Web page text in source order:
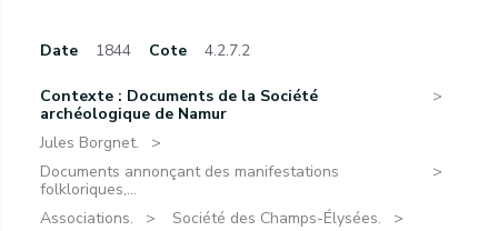
Date 1844 Cote 4.2.7.2
Contexte : Documents de la Société
archéologique de Namur
Jules Borgnet.
Documents annonçant des manifestations
folkloriques,...
Associations.
Société des Champs-Élysées.